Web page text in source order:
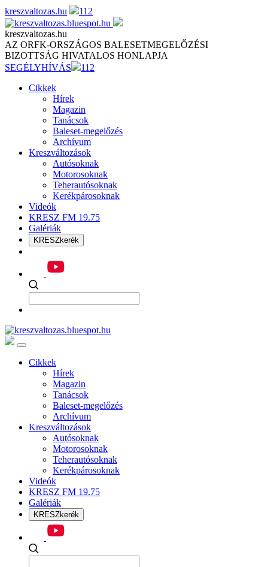
Skip
to
content
kreszvaltozas.hu 112
kreszvaltozas.hu
AZ ORFK-ORSZÁGOS BALESETMEGELŐZÉSI
BIZOTTSÁG HIVATALOS HONLAPJA
SEGÉLYHÍVÁS
112
Cikkek
Hírek
Magazin
Tanácsok
Baleset-megelőzés
Archívum
Kreszváltozások
Autósoknak
Motorosoknak
Teherautósoknak
Kerékpárosoknak
Videók
KRESZ FM 19.75
Galériák
KRESZkerék
Cikkek
Hírek
Magazin
Tanácsok
Baleset-megelőzés
Archívum
Kreszváltozások
Autósoknak
Motorosoknak
Teherautósoknak
Kerékpárosoknak
Videók
KRESZ FM 19.75
Galériák
KRESZkerék